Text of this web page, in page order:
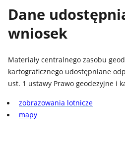
Dane
wniosek
Materiały centralnego zasobu
kartograficznego udostępniane
ust. 1 ustawy Prawo geodezyjne i
zobrazowania lotnicze
mapy